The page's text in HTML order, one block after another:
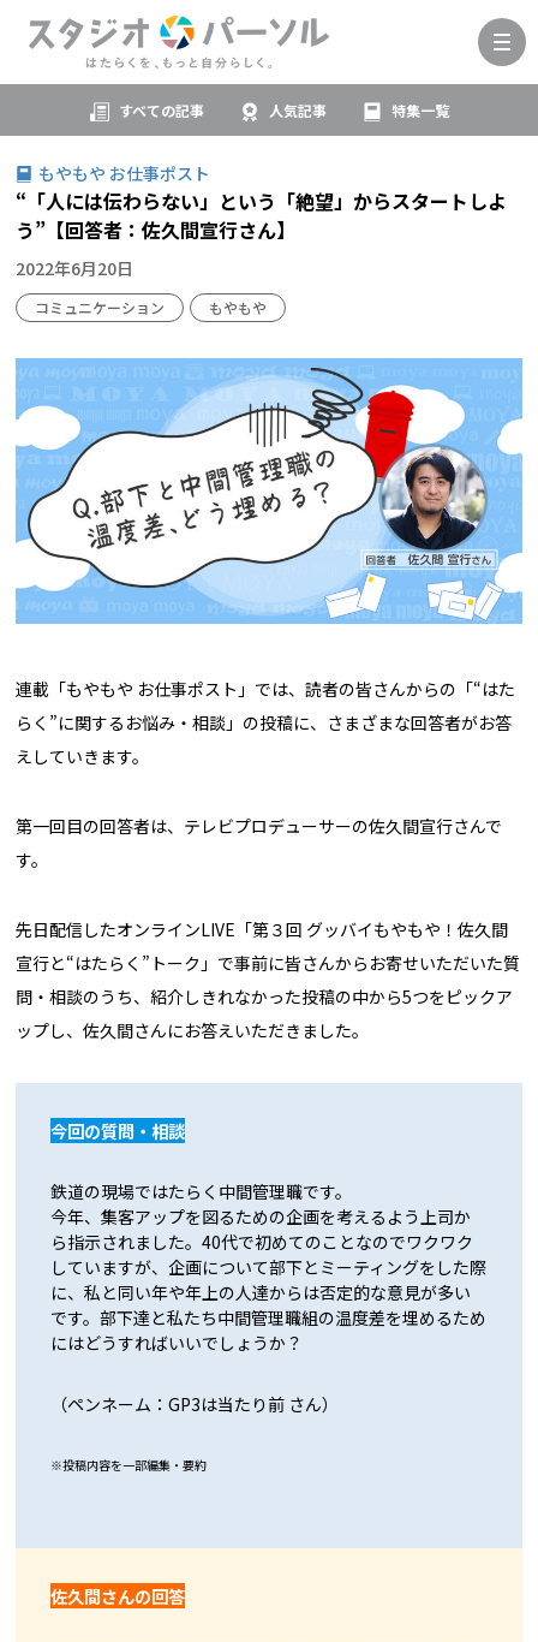
すべての記事 人気記事 特集一覧
もやもや お仕事ポスト
“「人には伝わらない」という「絶望」からスタートしよ
う”【回答者：佐久間宣行さん】
2022年6月20日
コミュニケーション もやもや
連載「もやもや お仕事ポスト」では、読者の皆さんからの「“はた
らく”に関するお悩み・相談」の投稿に、さまざまな回答者がお答
えしていきます。
第一回目の回答者は、テレビプロデューサーの佐久間宣行さんで
す。
先日配信したオンラインLIVE「第３回 グッバイもやもや！佐久間
宣行と“はたらく”トーク」で事前に皆さんからお寄せいただいた質
問・相談のうち、紹介しきれなかった投稿の中から5つをピックア
ップし、佐久間さんにお答えいただきました。
今回の質問・相談
鉄道の現場ではたらく中間管理職です。
今年、集客アップを図るための企画を考えるよう上司か
ら指示されました。40代で初めてのことなのでワクワク
していますが、企画について部下とミーティングをした際
に、私と同い年や年上の人達からは否定的な意見が多い
です。部下達と私たち中間管理職組の温度差を埋めるため
にはどうすればいいでしょうか？
（ペンネーム：GP3は当たり前 さん）
※投稿内容を一部編集・要約
佐久間さんの回答